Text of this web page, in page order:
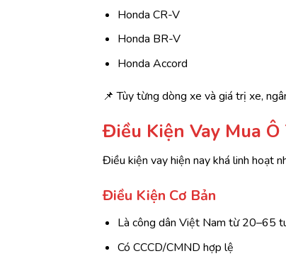
Honda CR-V
Honda BR-V
Honda Accord
📌 Tùy từng dòng xe và giá trị xe,
Điều Kiện Vay Mua
Điều kiện vay hiện nay khá linh hoạt
Điều Kiện Cơ Bản
Là công dân Việt Nam từ 20–65
Có CCCD/CMND hợp lệ